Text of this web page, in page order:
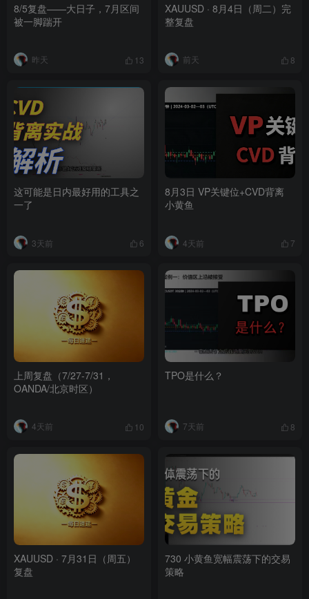
8/5复盘——大日子，7月区间
被一脚踹开
昨天 13
XAUUSD · 8月4日（周二）完
整复盘
前天 8
这可能是日内最好用的工具之
一了
3天前 6
8月3日 VP关键位+CVD背离
小黄鱼
4天前 7
上周复盘（7/27-7/31，
OANDA/北京时区）
4天前 10
TPO是什么？
7天前 8
XAUUSD · 7月31日（周五）
复盘
730 小黄鱼宽幅震荡下的交易
策略